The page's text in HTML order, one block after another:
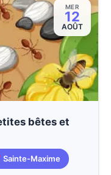
MER
12
AOÛT
bêtes et
Sainte-Maxime